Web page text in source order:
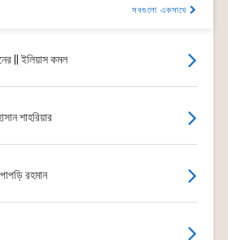
সবগুলো একসাথে
|| ইলিয়াস কমল
শাহরিয়ার
রহমান